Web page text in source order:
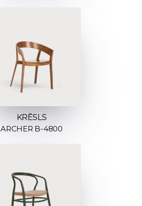
KRĒSLS
ARCHER B-4800